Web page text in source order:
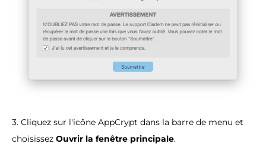
3. Cliquez sur l'icône AppCrypt dans la barre de menu et
choisissez Ouvrir la fenêtre principale.